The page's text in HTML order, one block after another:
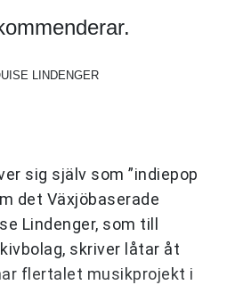
LINDENGER
sig själv som ”indiepop
det Växjöbaserade
Lindenger, som till
skriver låtar åt
flertalet musikprojekt i